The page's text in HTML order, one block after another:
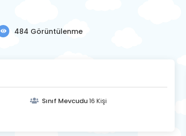
484 Görüntülenme
Sınıf Mevcudu16 Kişi